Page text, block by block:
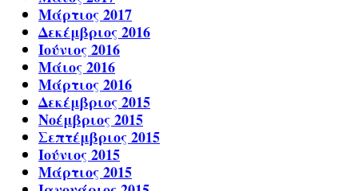
Μάρτιος 2017
Δεκέμβριος 2016
Ιούνιος 2016
Μάιος 2016
Μάρτιος 2016
Δεκέμβριος 2015
Νοέμβριος 2015
Σεπτέμβριος 2015
Ιούνιος 2015
Μάρτιος 2015